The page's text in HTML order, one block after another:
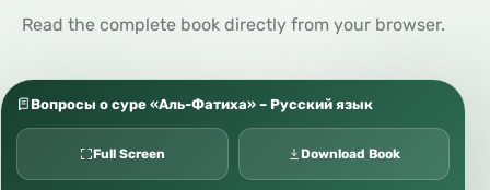
Read the complete book directly from your browser.
Вопросы о суре «Аль-Фатиха» – Русский язык
Full Screen Download Book